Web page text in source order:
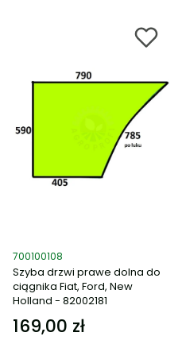
Kod produktu
700100108
Szyba drzwi prawe dolna do
ciągnika Fiat, Ford, New
Holland - 82002181
Cena
169,00 zł